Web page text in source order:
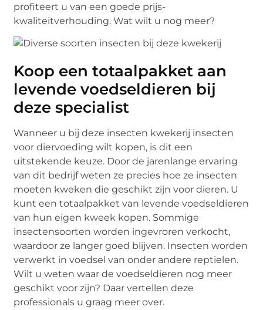
profiteert u van een goede prijs-
kwaliteitverhouding. Wat wilt u nog meer?
Koop een totaalpakket aan
levende voedseldieren bij
deze specialist
Wanneer u bij deze insecten kwekerij insecten
voor diervoeding wilt kopen, is dit een
uitstekende keuze. Door de jarenlange ervaring
van dit bedrijf weten ze precies hoe ze insecten
moeten kweken die geschikt zijn voor dieren. U
kunt een totaalpakket van levende voedseldieren
van hun eigen kweek kopen. Sommige
insectensoorten worden ingevroren verkocht,
waardoor ze langer goed blijven. Insecten worden
verwerkt in voedsel van onder andere reptielen.
Wilt u weten waar de voedseldieren nog meer
geschikt voor zijn? Daar vertellen deze
professionals u graag meer over.